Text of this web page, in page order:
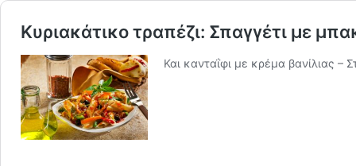
Κυριακάτικο τραπέζι: Σπαγγέτι με
Και κανταΐφι με κρέμα βανίλιας –